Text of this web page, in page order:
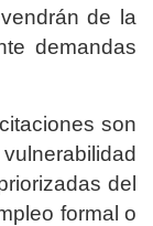
de la
demandas
son
del
formal o